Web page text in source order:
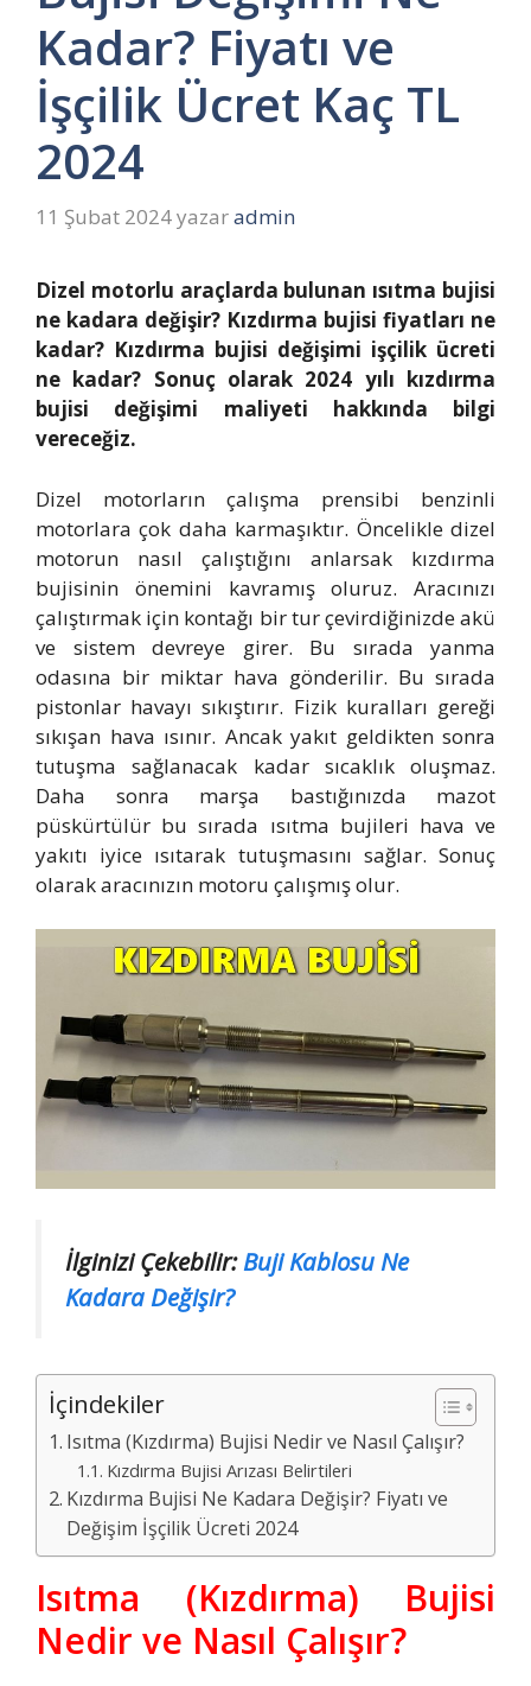
Kadar? Fiyatı ve
İşçilik Ücret Kaç TL
2024
11 Şubat 2024yazaradmin
Dizel motorlu araçlarda bulunan ısıtma bujisi
ne kadara değişir? Kızdırma bujisi fiyatları ne
kadar? Kızdırma bujisi değişimi işçilik ücreti
ne kadar? Sonuç olarak 2024 yılı kızdırma
bujisi değişimi maliyeti hakkında bilgi
vereceğiz.
Dizel motorların çalışma prensibi benzinli
motorlara çok daha karmaşıktır. Öncelikle dizel
motorun nasıl çalıştığını anlarsak kızdırma
bujisinin önemini kavramış oluruz. Aracınızı
çalıştırmak için kontağı bir tur çevirdiğinizde akü
ve sistem devreye girer. Bu sırada yanma
odasına bir miktar hava gönderilir. Bu sırada
pistonlar havayı sıkıştırır. Fizik kuralları gereği
sıkışan hava ısınır. Ancak yakıt geldikten sonra
tutuşma sağlanacak kadar sıcaklık oluşmaz.
Daha sonra marşa bastığınızda mazot
püskürtülür bu sırada ısıtma bujileri hava ve
yakıtı iyice ısıtarak tutuşmasını sağlar. Sonuç
olarak aracınızın motoru çalışmış olur.
İlginizi Çekebilir:Buji Kablosu Ne
Kadara Değişir?
İçindekiler
Isıtma (Kızdırma) Bujisi Nedir ve Nasıl Çalışır?
Kızdırma Bujisi Arızası Belirtileri
Kızdırma Bujisi Ne Kadara Değişir? Fiyatı ve
Değişim İşçilik Ücreti 2024
Isıtma (Kızdırma) Bujisi
Nedir ve Nasıl Çalışır?